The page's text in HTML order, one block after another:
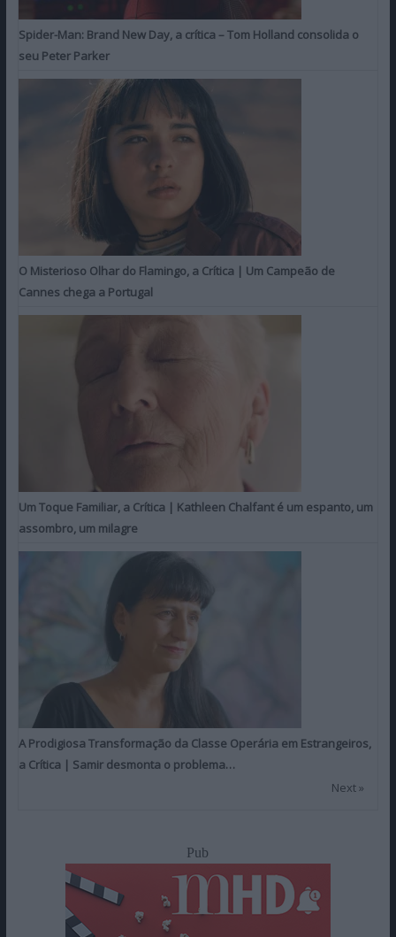
Spider-Man: Brand New Day, a crítica – Tom Holland consolida o
seu Peter Parker
O Misterioso Olhar do Flamingo, a Crítica | Um Campeão de
Cannes chega a Portugal
Um Toque Familiar, a Crítica | Kathleen Chalfant é um espanto, um
assombro, um milagre
A Prodigiosa Transformação da Classe Operária em Estrangeiros,
a Crítica | Samir desmonta o problema…
Next »
Pub